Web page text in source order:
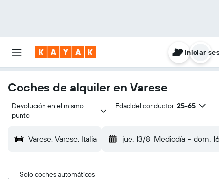
Iniciar
Coches de alquiler en Varese
Devolución en el mismo
punto
Edad del conductor: 25-65
Varese, Varese, Italia jue. 13/8 Mediodía - dom.
Solo coches automáticos